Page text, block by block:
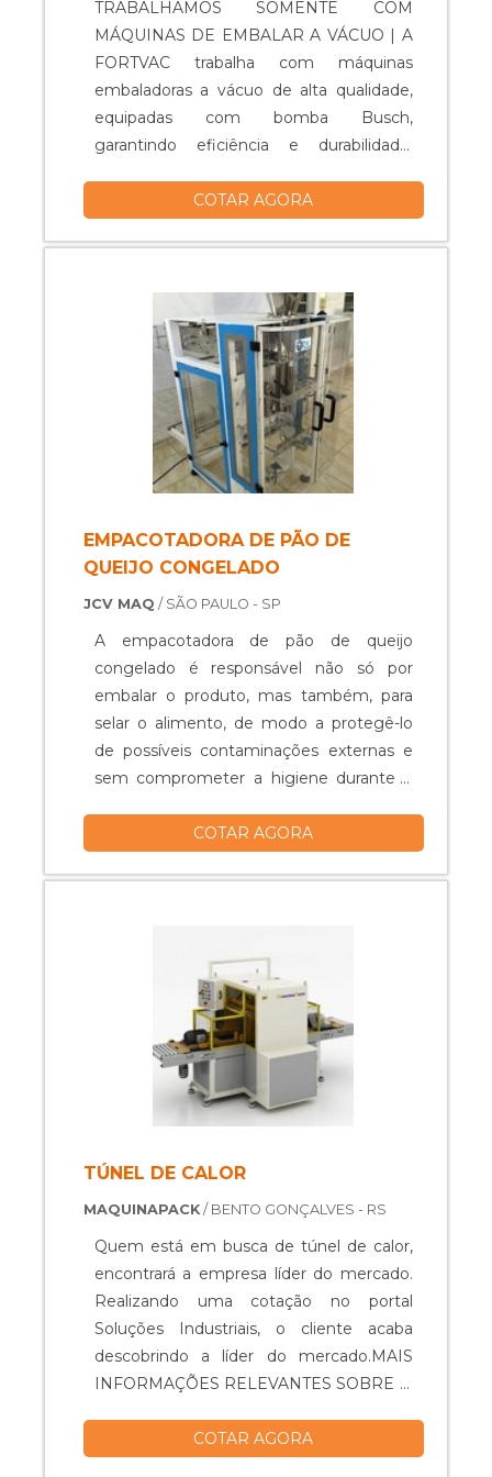
TRABALHAMOS SOMENTE COM
MÁQUINAS DE EMBALAR A VÁCUO | A
FORTVAC trabalha com máquinas
embaladoras a vácuo de alta qualidade,
equipadas com bomba Busch,
garantindo eficiência e durabilidade.
equipamentos a partir de 6 meses de
online disponível caso a máquina
uma empresa especializada em
embaladoras a vácuo. Possui uma linha
completa de equipamentos para atender
diversos ramos como: restaurantes, casas
de carne, pastifícios, frigoríficos, laticínios
e outros. Tendo a fórmula certa para que
você amplie sua linha de produtos, seja
volume de suas necessidades.
COTAR AGORA
EMPACOTADORA DE PÃO DE
QUEIJO CONGELADO
JCV MAQ / SÃO PAULO - SP
A empacotadora de pão de queijo
congelado é responsável não só por
embalar o produto, mas também, para
selar o alimento, de modo a protegê-lo
de possíveis contaminações externas e
sem comprometer a higiene durante a
material A empacotador, assim como as
alimentício, são referência no segmento
COTAR AGORA
TÚNEL DE CALOR
MAQUINAPACK/ BENTO GONÇALVES - RS
Quem está em busca de túnel de calor,
encontrará a empresa líder do mercado.
Realizando uma cotação no portal
Soluções Industriais, o cliente acaba
descobrindo a líder do mercado.MAIS
INFORMAÇÕES RELEVANTES SOBRE O
encolhimento de produtos e
COTAR AGORA